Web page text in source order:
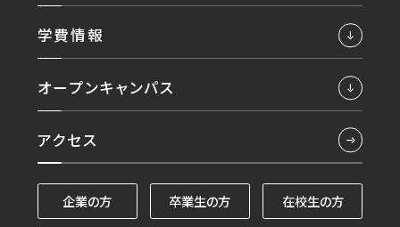
学費情報
オープンキャンパス
アクセス
企業の方 卒業生の方 在校生の方